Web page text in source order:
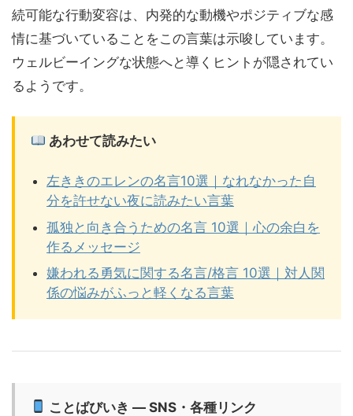
続可能な行動変容は、内発的な動機やポジティブな感
情に基づいていることをこの言葉は示唆しています。
ウェルビーイングな状態へと導くヒントが隠されてい
るようです。
あわせて読みたい
左ききのエレンの名言10選｜なれなかった自
分を許せない夜に読みたい言葉
孤独と向き合うための名言 10選｜心の余白を
作るメッセージ
嫌われる勇気に関する名言/格言 10選｜対人関
係の悩みがふっと軽くなる言葉
ことばびいき — SNS・各種リンク